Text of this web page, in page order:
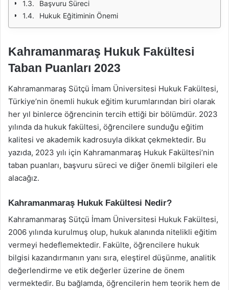
Başvuru Süreci
Hukuk Eğitiminin Önemi
Kahramanmaraş Hukuk Fakültesi
Taban Puanları 2023
Kahramanmaraş Sütçü İmam Üniversitesi Hukuk Fakültesi,
Türkiye’nin önemli hukuk eğitim kurumlarından biri olarak
her yıl binlerce öğrencinin tercih ettiği bir bölümdür. 2023
yılında da hukuk fakültesi, öğrencilere sunduğu eğitim
kalitesi ve akademik kadrosuyla dikkat çekmektedir. Bu
yazıda, 2023 yılı için Kahramanmaraş Hukuk Fakültesi’nin
taban puanları, başvuru süreci ve diğer önemli bilgileri ele
alacağız.
Kahramanmaraş Hukuk Fakültesi Nedir?
Kahramanmaraş Sütçü İmam Üniversitesi Hukuk Fakültesi,
2006 yılında kurulmuş olup, hukuk alanında nitelikli eğitim
vermeyi hedeflemektedir. Fakülte, öğrencilere hukuk
bilgisi kazandırmanın yanı sıra, eleştirel düşünme, analitik
değerlendirme ve etik değerler üzerine de önem
vermektedir. Bu bağlamda, öğrencilerin hem teorik hem de